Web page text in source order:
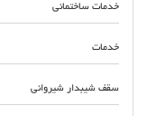
خدمات ساختمانی
خدمات
سقف شیبدار شیروانی